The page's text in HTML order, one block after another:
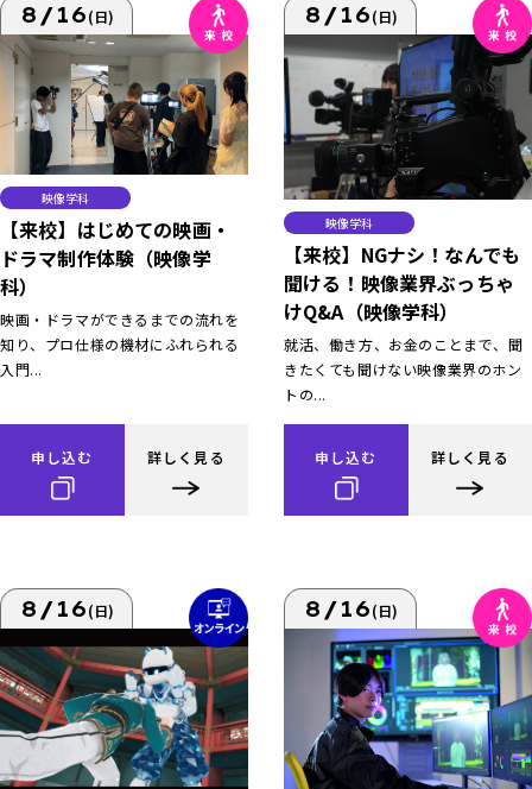
8/16(日)
映像学科
【来校】はじめての映画・
ドラマ制作体験（映像学
科）
映画・ドラマができるまでの流れを
知り、プロ仕様の機材にふれられる
入門...
申し込む 詳しく見る
8/16(日)
映像学科
【来校】NGナシ！なんでも
聞ける！映像業界ぶっちゃ
けQ&A（映像学科）
就活、働き方、お金のことまで、聞
きたくても聞けない映像業界のホン
トの...
申し込む 詳しく見る
8/16(日) 8/16(日)